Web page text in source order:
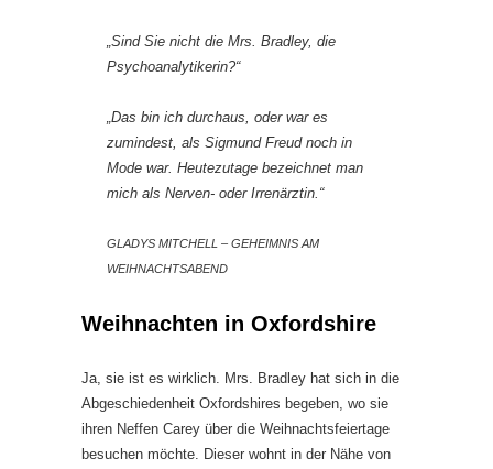
„Sind Sie nicht die Mrs. Bradley, die
Psychoanalytikerin?“
„Das bin ich durchaus, oder war es
zumindest, als Sigmund Freud noch in
Mode war. Heutezutage bezeichnet man
mich als Nerven- oder Irrenärztin.“
GLADYS MITCHELL – GEHEIMNIS AM
WEIHNACHTSABEND
Weihnachten in Oxfordshire
Ja, sie ist es wirklich. Mrs. Bradley hat sich in die
Abgeschiedenheit Oxfordshires begeben, wo sie
ihren Neffen Carey über die Weihnachtsfeiertage
besuchen möchte. Dieser wohnt in der Nähe von